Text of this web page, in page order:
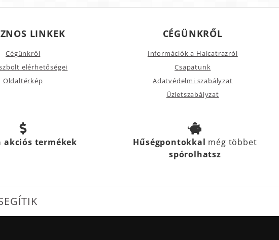
LINKEK
Cégünkről
elérhetőségei
Oldaltérkép
CÉGÜNKRŐL
Információk a Halcatrazról
Csapatunk
Adatvédelmi szabályzat
Üzletszabályzat
akciós termékek Hűségpontokkal még többet
spórolhatsz